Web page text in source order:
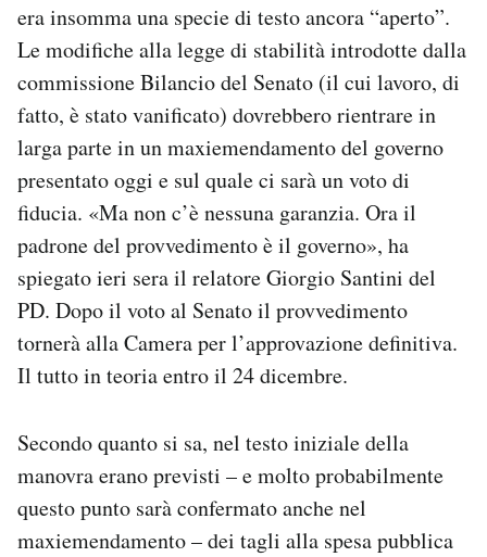
era insomma una specie di testo ancora “aperto”.
Le modifiche alla legge di stabilità introdotte dalla
commissione Bilancio del Senato (il cui lavoro, di
fatto, è stato vanificato) dovrebbero rientrare in
larga parte in un maxiemendamento del governo
presentato oggi e sul quale ci sarà un voto di
fiducia. «Ma non c’è nessuna garanzia. Ora il
padrone del provvedimento è il governo», ha
spiegato ieri sera il relatore Giorgio Santini del
PD. Dopo il voto al Senato il provvedimento
tornerà alla Camera per l’approvazione definitiva.
Il tutto in teoria entro il 24 dicembre.
Secondo quanto si sa, nel testo iniziale della
manovra erano previsti – e molto probabilmente
questo punto sarà confermato anche nel
maxiemendamento – dei tagli alla spesa pubblica